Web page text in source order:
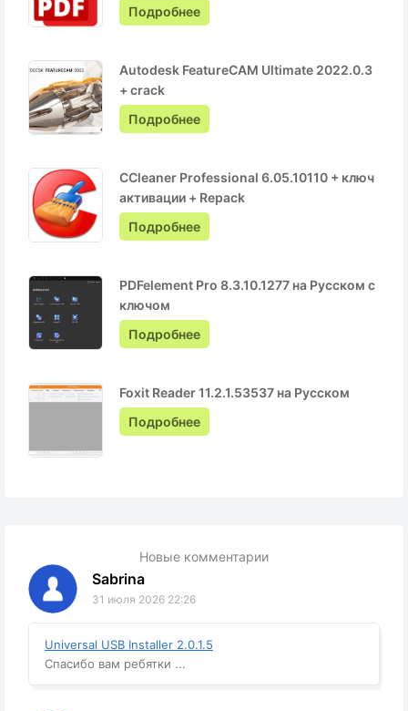
Подробнее
Autodesk FeatureCAM Ultimate 2022.0.3
+ crack
Подробнее
CCleaner Professional 6.05.10110 + ключ
активации + Repack
Подробнее
PDFelement Pro 8.3.10.1277 на Русском с
ключом
Подробнее
Foxit Reader 11.2.1.53537 на Русском
Подробнее
Новые комментарии
Sabrina
31 июля 2026 22:26
Universal USB Installer 2.0.1.5
Спасибо вам ребятки ...